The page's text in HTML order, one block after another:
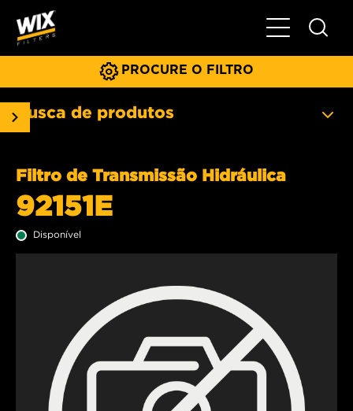
Menu
PROCURE O FILTRO
Busca de produtos
Filtro de Transmissão Hidráulica
92151E
Disponível